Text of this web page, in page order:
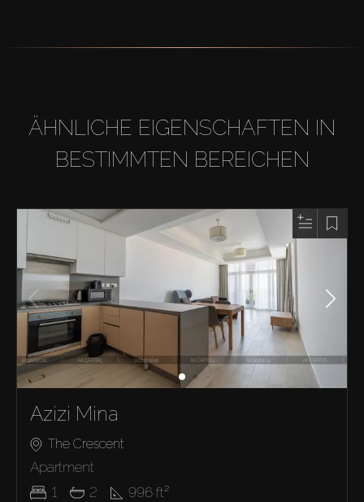
ÄHNLICHE EIGENSCHAFTEN IN
BESTIMMTEN BEREICHEN
Azizi Mina
The Crescent
Apartment
1
2 996 ft²